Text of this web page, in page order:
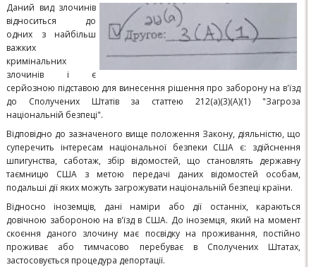
Даний вид злочинів
відноситься до
одних з найбільш
важких
кримінальних
злочинів і є
серйозною підставою для винесення рішення про заборону на в'їзд
до Сполучених Штатів за статтею 212(a)(3)(A)(1) "Загроза
національній безпеці".
Відповідно до зазначеного вище положення Закону, діяльністю, що
суперечить інтересам національної безпеки США є: здійснення
шпигунства, саботаж, збір відомостей, що становлять державну
таємницю США з метою передачі даних відомостей особам,
подальші дії яких можуть загрожувати національній безпеці країни.
Відносно іноземців, дані наміри або дії останніх, караються
довічною забороною на в'їзд в США. До іноземця, який на момент
скоєння даного злочину має посвідку на проживання, постійно
проживає або тимчасово перебуває в Сполучених Штатах,
застосовується процедура депортації.